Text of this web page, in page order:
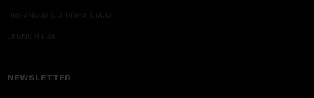
ORGANIZACIJA DOGADJAJA
EKONOM I JA
NEWSLETTER